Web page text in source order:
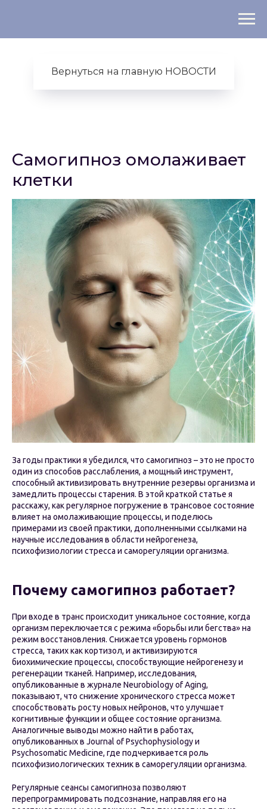
Вернуться на главную НОВОСТИ
Самогипноз омолаживает
клетки
За годы практики я убедился, что самогипноз – это не просто
один из способов расслабления, а мощный инструмент,
способный активизировать внутренние резервы организма и
замедлить процессы старения. В этой краткой статье я
расскажу, как регулярное погружение в трансовое состояние
влияет на омолаживающие процессы, и поделюсь
примерами из своей практики, дополненными ссылками на
научные исследования в области нейрогенеза,
психофизиологии стресса и саморегуляции организма.
Почему самогипноз работает?
При входе в транс происходит уникальное состояние, когда
организм переключается с режима «борьбы или бегства» на
режим восстановления. Снижается уровень гормонов
стресса, таких как кортизол, и активизируются
биохимические процессы, способствующие нейрогенезу и
регенерации тканей. Например, исследования,
опубликованные в журнале Neurobiology of Aging,
показывают, что снижение хронического стресса может
способствовать росту новых нейронов, что улучшает
когнитивные функции и общее состояние организма.
Аналогичные выводы можно найти в работах,
опубликованных в Journal of Psychophysiology и
Psychosomatic Medicine, где подчеркивается роль
психофизиологических техник в саморегуляции организма.
Регулярные сеансы самогипноза позволяют
перепрограммировать подсознание, направляя его на